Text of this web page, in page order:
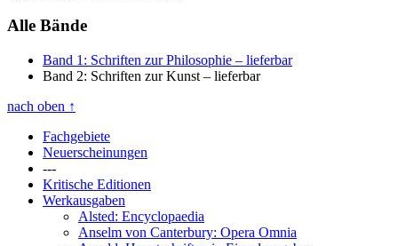
Alle Bände
Band 1: Schriften zur Philosophie – lieferbar
Band 2: Schriften zur Kunst – lieferbar
nach oben ↑
Fachgebiete
Neuerscheinungen
---
Kritische Editionen
Werkausgaben
Alsted: Encyclopaedia
Anselm von Canterbury: Opera Omnia